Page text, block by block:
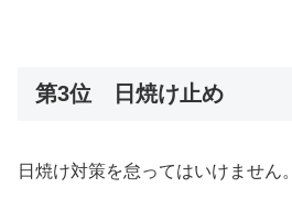
第3位 日焼け止め
日焼け対策を怠ってはいけません。